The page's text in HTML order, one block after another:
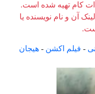
دات کام تهیه شده است.
آن و نام نویسنده یا
- فیلم اکشن - هیجان